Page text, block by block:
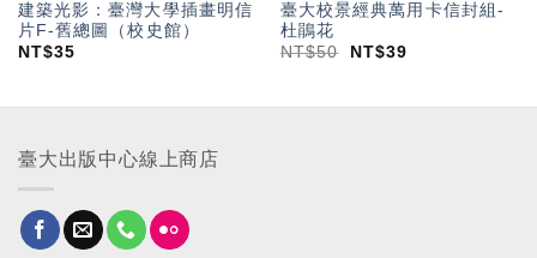
建築光影：臺灣大學插畫明信
片F-舊總圖（校史館）
NT$35
臺大校景經典萬用卡信封組-
杜鵑花
NT$50 NT$39
臺大出版中心線上商店